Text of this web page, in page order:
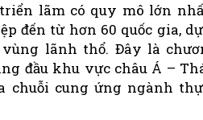
lãm có quy mô lớn
đến từ hơn 60 quốc gia,
vùng lãnh thổ. Đây là
đầu khu vực châu Á –
chuỗi cung ứng ngành